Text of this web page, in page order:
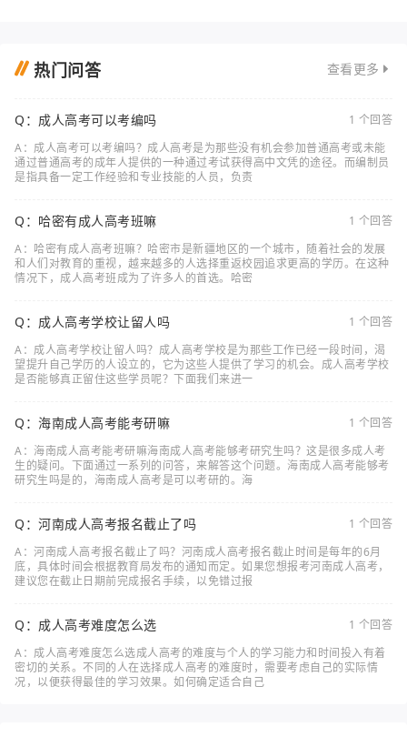
热门问答 查看更多
Q：成人高考可以考编吗
1 个回答
A：成人高考可以考编吗？成人高考是为那些没有机会参加普通高考或未能
通过普通高考的成年人提供的一种通过考试获得高中文凭的途径。而编制员
是指具备一定工作经验和专业技能的人员，负责
Q：哈密有成人高考班嘛
1 个回答
A：哈密有成人高考班嘛？哈密市是新疆地区的一个城市，随着社会的发展
和人们对教育的重视，越来越多的人选择重返校园追求更高的学历。在这种
情况下，成人高考班成为了许多人的首选。哈密
Q：成人高考学校让留人吗
1 个回答
A：成人高考学校让留人吗？成人高考学校是为那些工作已经一段时间，渴
望提升自己学历的人设立的，它为这些人提供了学习的机会。成人高考学校
是否能够真正留住这些学员呢？下面我们来进一
Q：海南成人高考能考研嘛
1 个回答
A：海南成人高考能考研嘛海南成人高考能够考研究生吗？这是很多成人考
生的疑问。下面通过一系列的问答，来解答这个问题。海南成人高考能够考
研究生吗是的，海南成人高考是可以考研的。海
Q：河南成人高考报名截止了吗
1 个回答
A：河南成人高考报名截止了吗？河南成人高考报名截止时间是每年的6月
底，具体时间会根据教育局发布的通知而定。如果您想报考河南成人高考，
建议您在截止日期前完成报名手续，以免错过报
Q：成人高考难度怎么选
1 个回答
A：成人高考难度怎么选成人高考的难度与个人的学习能力和时间投入有着
密切的关系。不同的人在选择成人高考的难度时，需要考虑自己的实际情
况，以便获得最佳的学习效果。如何确定适合自己